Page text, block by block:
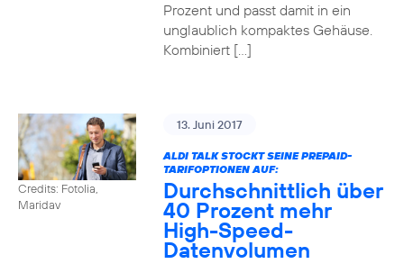
Prozent und passt damit in ein
unglaublich kompaktes Gehäuse.
Kombiniert […]
Credits: Fotolia,
Maridav
13. Juni 2017
ALDI TALK STOCKT SEINE PREPAID-
TARIFOPTIONEN AUF:
Durchschnittlich über
40 Prozent mehr
High-Speed-
Datenvolumen